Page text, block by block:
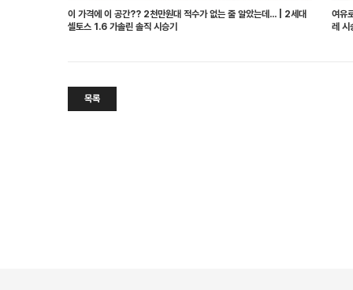
이 가격에 이 공간?? 2천만원대 적수가 없는 줄 알았는데... | 2세대
셀토스 1.6 가솔린 솔직 시승기
여유
레 시
목록